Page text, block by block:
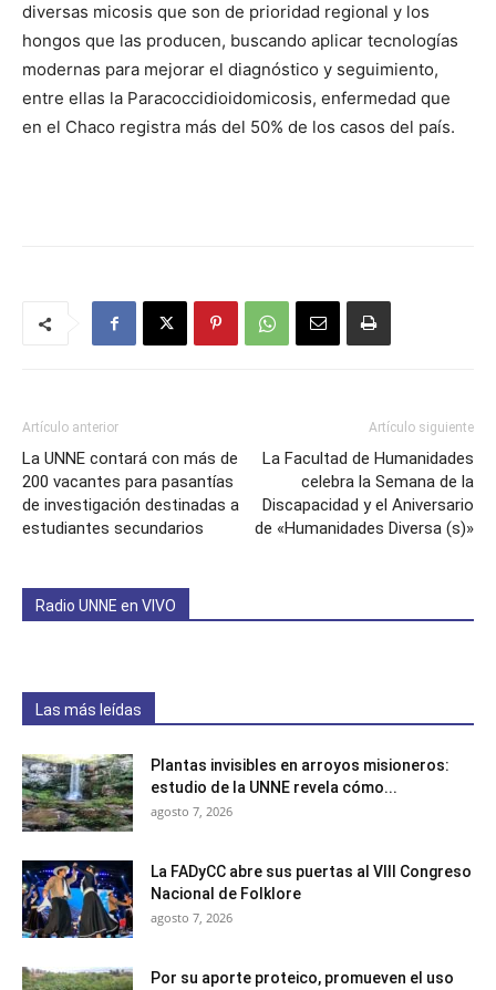
diversas micosis que son de prioridad regional y los
hongos que las producen, buscando aplicar tecnologías
modernas para mejorar el diagnóstico y seguimiento,
entre ellas la Paracoccidioidomicosis, enfermedad que
en el Chaco registra más del 50% de los casos del país.
Artículo anterior
La UNNE contará con más de
200 vacantes para pasantías
de investigación destinadas a
estudiantes secundarios
Artículo siguiente
La Facultad de Humanidades
celebra la Semana de la
Discapacidad y el Aniversario
de «Humanidades Diversa (s)»
Radio UNNE en VIVO
Las más leídas
Plantas invisibles en arroyos misioneros:
estudio de la UNNE revela cómo...
agosto 7, 2026
La FADyCC abre sus puertas al VIII Congreso
Nacional de Folklore
agosto 7, 2026
Por su aporte proteico, promueven el uso